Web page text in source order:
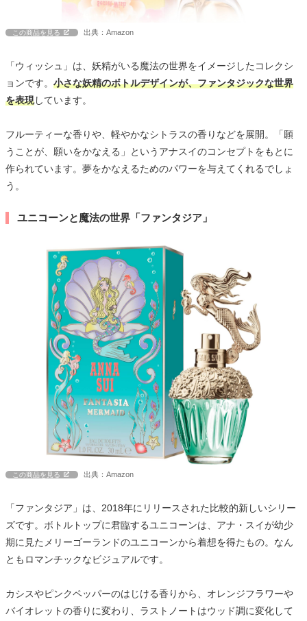
この商品を見る 出典：Amazon
「ウィッシュ」は、妖精がいる魔法の世界をイメージしたコレクシ
ョンです。 小さな妖精のボトルデザインが、ファンタジックな世界
を表現しています。
フルーティーな香りや、軽やかなシトラスの香りなどを展開。「願
うことが、願いをかなえる」というアナスイのコンセプトをもとに
作られています。夢をかなえるためのパワーを与えてくれるでしょ
う。
ユニコーンと魔法の世界「ファンタジア」
この商品を見る 出典：Amazon
「ファンタジア」は、2018年にリリースされた比較的新しいシリー
ズです。ボトルトップに君臨するユニコーンは、アナ・スイが幼少
期に見たメリーゴーランドのユニコーンから着想を得たもの。なん
ともロマンチックなビジュアルです。
カシスやピンクペッパーのはじける香りから、オレンジフラワーや
バイオレットの香りに変わり、ラストノートはウッド調に変化して